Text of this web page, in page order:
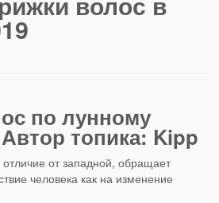
по лунному
топика: Kipp
отличие от западной, обращает
человека как на изменение